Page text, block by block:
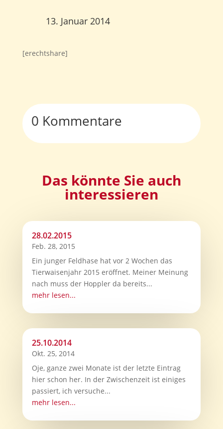
13. Januar 2014
[erechtshare]
0 Kommentare
Das könnte Sie auch
interessieren
28.02.2015
Feb. 28, 2015
Ein junger Feldhase hat vor 2 Wochen das
Tierwaisenjahr 2015 eröffnet. Meiner Meinung
nach muss der Hoppler da bereits...
mehr lesen...
25.10.2014
Okt. 25, 2014
Oje, ganze zwei Monate ist der letzte Eintrag
hier schon her. In der Zwischenzeit ist einiges
passiert, ich versuche...
mehr lesen...